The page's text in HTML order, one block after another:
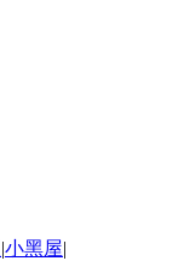
|小黑屋|